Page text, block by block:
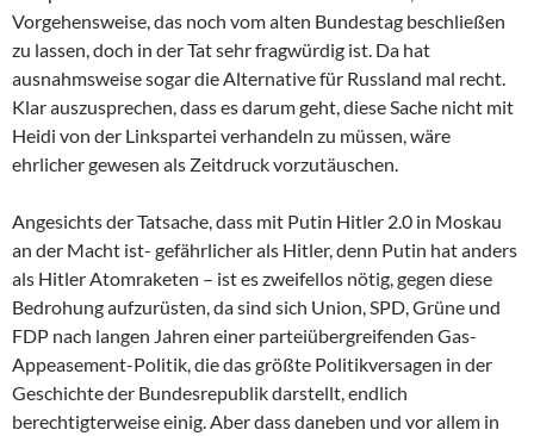
Vorgehensweise, das noch vom alten Bundestag beschließen
zu lassen, doch in der Tat sehr fragwürdig ist. Da hat
ausnahmsweise sogar die Alternative für Russland mal recht.
Klar auszusprechen, dass es darum geht, diese Sache nicht mit
Heidi von der Linkspartei verhandeln zu müssen, wäre
ehrlicher gewesen als Zeitdruck vorzutäuschen.
Angesichts der Tatsache, dass mit Putin Hitler 2.0 in Moskau
an der Macht ist- gefährlicher als Hitler, denn Putin hat anders
als Hitler Atomraketen – ist es zweifellos nötig, gegen diese
Bedrohung aufzurüsten, da sind sich Union, SPD, Grüne und
FDP nach langen Jahren einer parteiübergreifenden Gas-
Appeasement-Politik, die das größte Politikversagen in der
Geschichte der Bundesrepublik darstellt, endlich
berechtigterweise einig. Aber dass daneben und vor allem in